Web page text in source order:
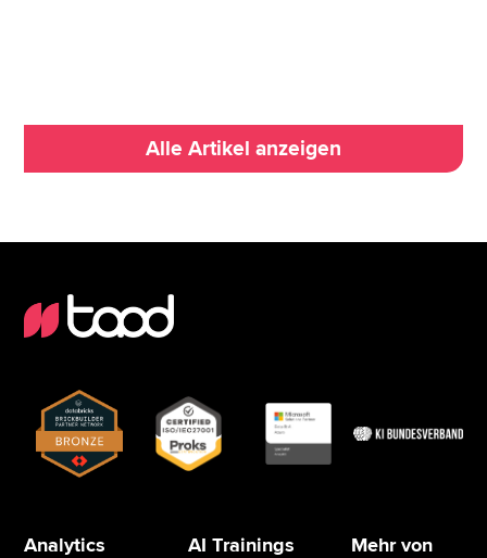
Alle Artikel anzeigen
Analytics
AI Trainings
Mehr von